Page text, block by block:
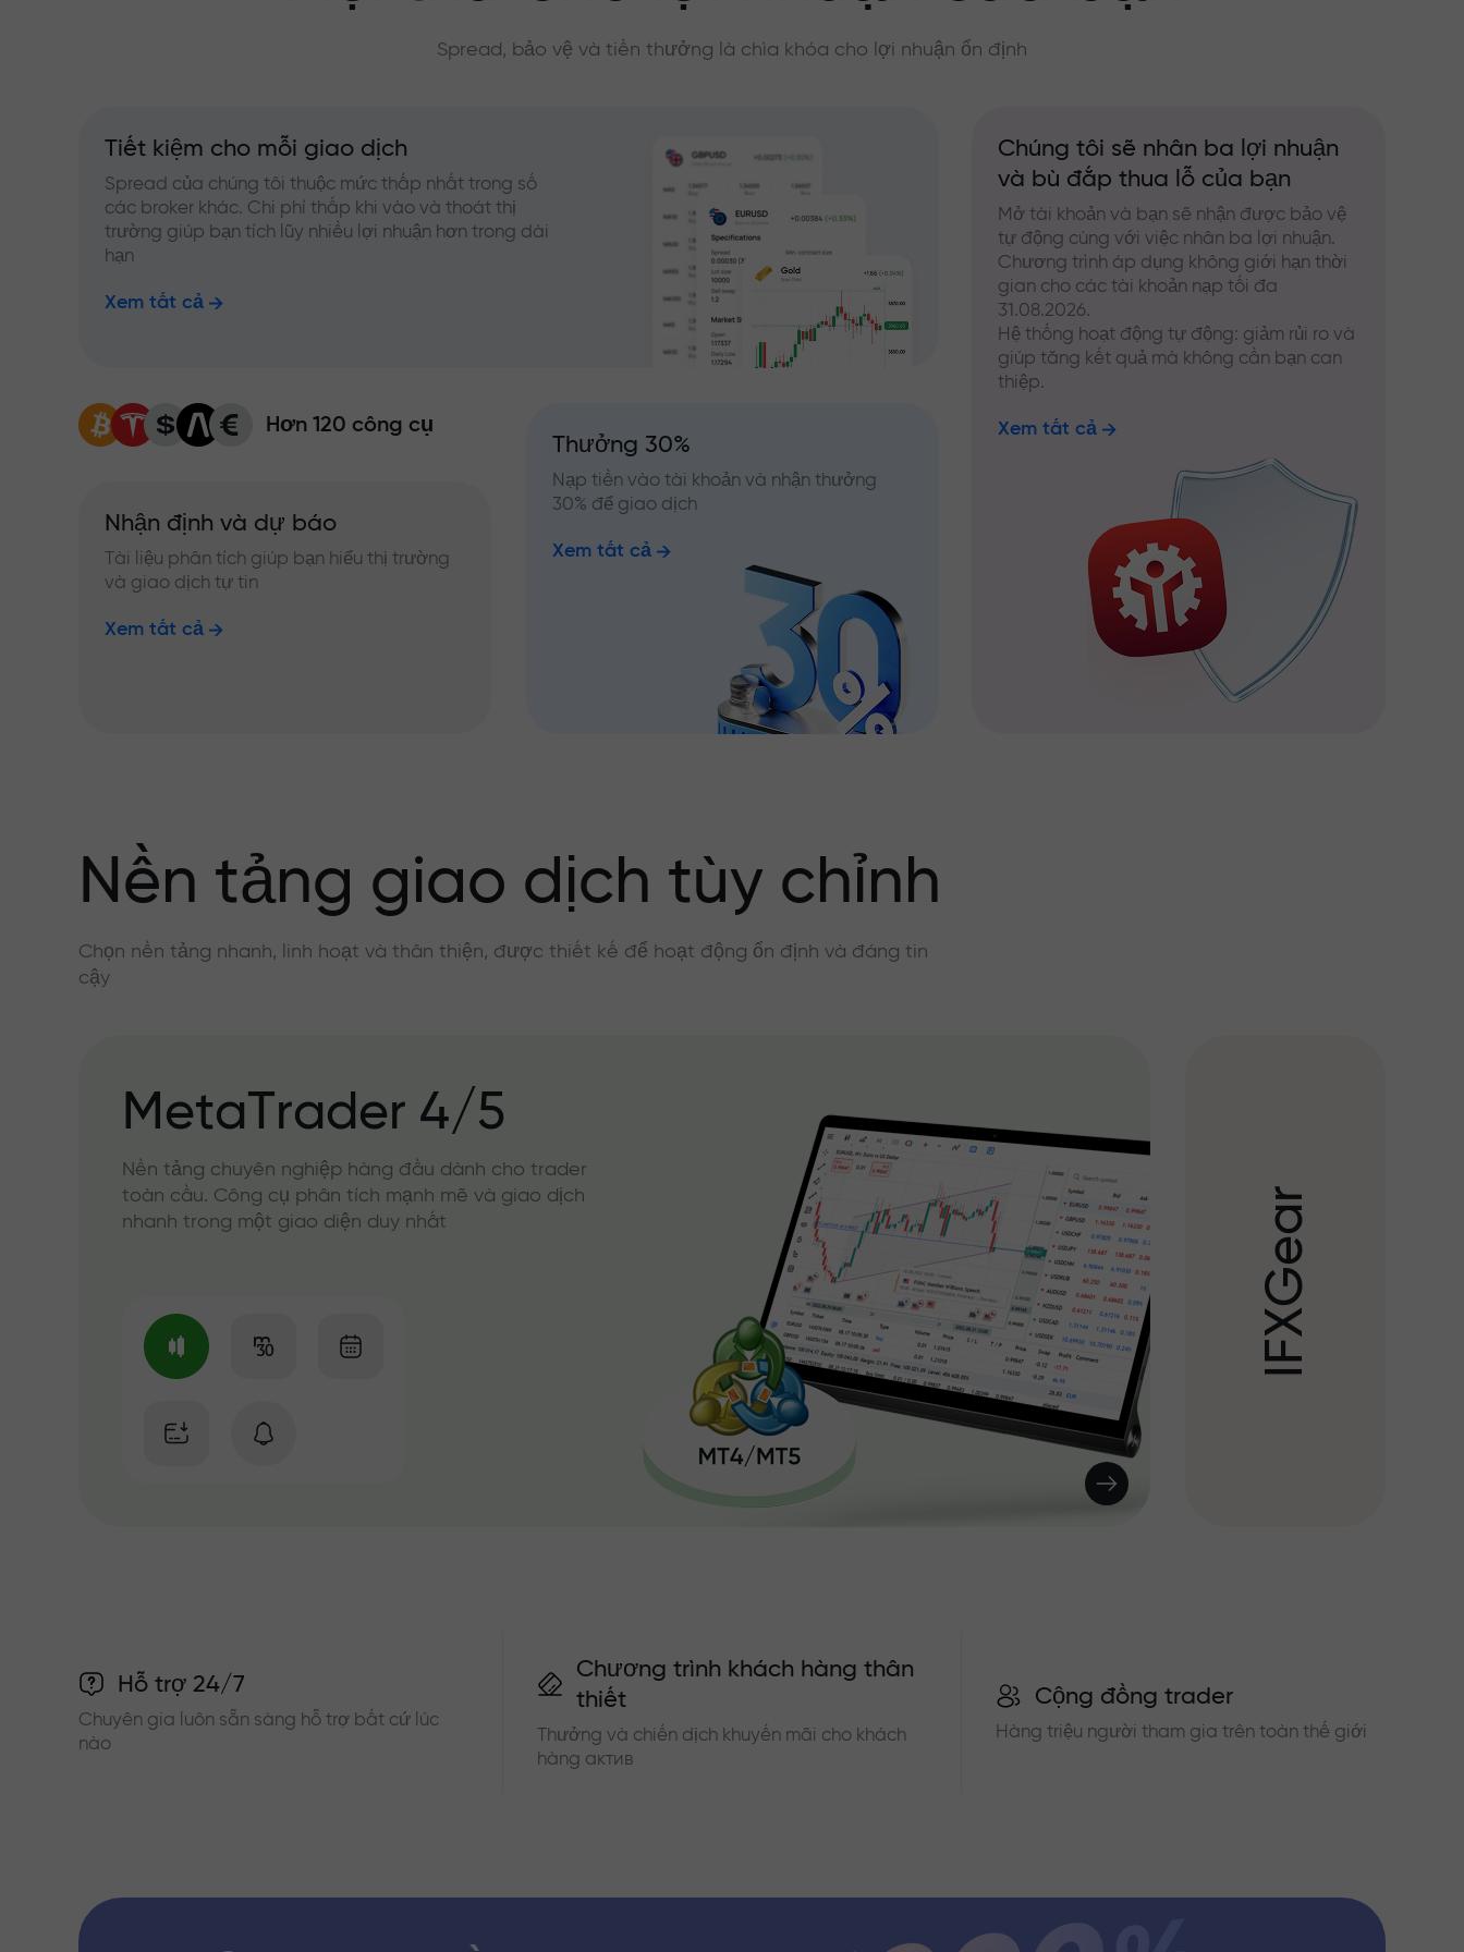
Spread, bảo vệ và tiền thưởng là chìa khóa cho lợi nhuận ổn định
Tiết kiệm cho mỗi giao dịch
Spread của chúng tôi thuộc mức thấp nhất trong số
các broker khác. Chi phí thấp khi vào và thoát thị
trường giúp bạn tích lũy nhiều lợi nhuận hơn trong dài
hạn
Xem tất cả
Hơn 120 công cụ
Nhận định và dự báo
Tài liệu phân tích giúp bạn hiểu thị trường
và giao dịch tự tin
Xem tất cả
Thưởng 30%
Nạp tiền vào tài khoản và nhận thưởng
30% để giao dịch
Xem tất cả
Chúng tôi sẽ nhân ba lợi nhuận
và bù đắp thua lỗ của bạn
Mở tài khoản và bạn sẽ nhận được bảo vệ
tự động cùng với việc nhân ba lợi nhuận.
Chương trình áp dụng không giới hạn thời
gian cho các tài khoản nạp tối đa
31.08.2026.
Hệ thống hoạt động tự động: giảm rủi ro và
giúp tăng kết quả mà không cần bạn can
thiệp.
Xem tất cả
Nền tảng giao dịch tùy chỉnh
Chọn nền tảng nhanh, linh hoạt và thân thiện, được thiết kế để hoạt động ổn định và đáng tin
cậy
MetaTrader 4/5
Nền tảng chuyên nghiệp hàng đầu dành cho trader
toàn cầu. Công cụ phân tích mạnh mẽ và giao dịch
nhanh trong một giao diện duy nhất
I
F
X
G
e
a
r
Hỗ trợ 24/7
Chuyên gia luôn sẵn sàng hỗ trợ bất cứ lúc
nào
Chương trình khách hàng thân
thiết
Thưởng và chiến dịch khuyến mãi cho khách
hàng актив
Cộng đồng trader
Hàng triệu người tham gia trên toàn thế giới